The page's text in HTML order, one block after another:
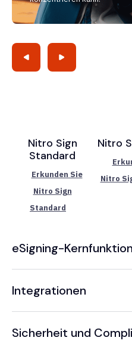
Nitro Sign
Standard
Erkunden Sie
Nitro Sign
Standard
Nitro
Nitro
eSigning-
Integrationen
Sicherheit und